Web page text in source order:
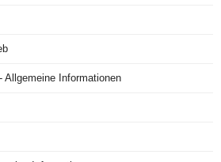
Allgemeine Informationen